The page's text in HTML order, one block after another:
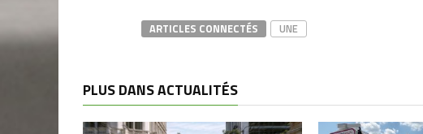
ARTICLES CONNECTÉS UNE
PLUS DANS ACTUALITÉS